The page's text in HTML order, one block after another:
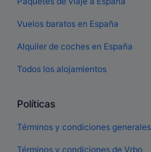
Vuelos baratos en España
Alquiler de coches en España
Todos los alojamientos
Políticas
Términos y condiciones
Términos y condiciones de Vrbo